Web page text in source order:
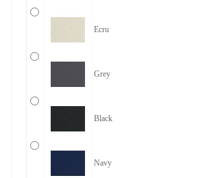
Ecru
Grey
Black
Navy